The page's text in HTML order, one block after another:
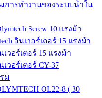
การทำงานของระบบน้ำใน
Screw 10 แรงม้า
อินเวอร์เตอร์ 15 แรงม้า
วอร์เตอร์ 15 แรงม้า
วอร์เตอร์ CY-37
ม
OL22-8 ( 30